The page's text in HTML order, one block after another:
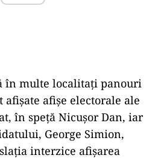
în multe localitați panouri
afișate afișe electorale ale
în speță Nicușor Dan, iar
George Simion,
interzice afișarea